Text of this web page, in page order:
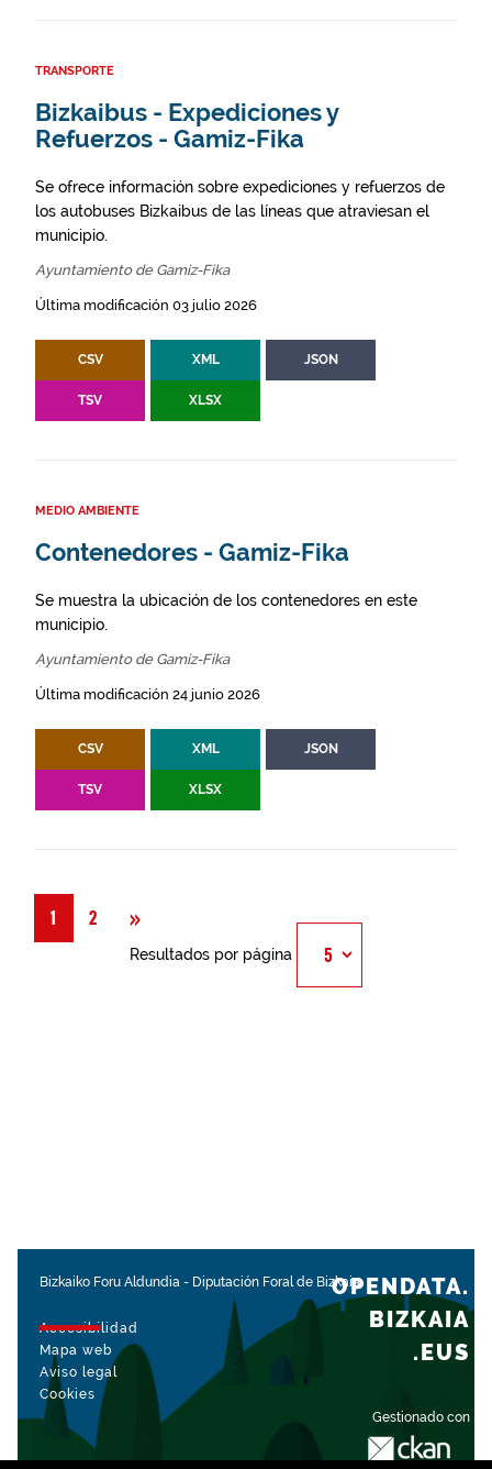
TRANSPORTE
Bizkaibus - Expediciones y
Refuerzos - Gamiz-Fika
Se ofrece información sobre expediciones y refuerzos de
los autobuses Bizkaibus de las líneas que atraviesan el
municipio.
Ayuntamiento de Gamiz-Fika
Última modificación 03 julio 2026
CSV XML JSON
TSV XLSX
MEDIO AMBIENTE
Contenedores - Gamiz-Fika
Se muestra la ubicación de los contenedores en este
municipio.
Ayuntamiento de Gamiz-Fika
Última modificación 24 junio 2026
CSV XML JSON
TSV XLSX
1 2 »
Resultados por página
Bizkaiko Foru Aldundia - Diputación Foral de Bizkaia
Accesibilidad
Mapa web
Aviso legal
Cookies
Gestionado con
OPENDATA.
BIZKAIA
.EUS